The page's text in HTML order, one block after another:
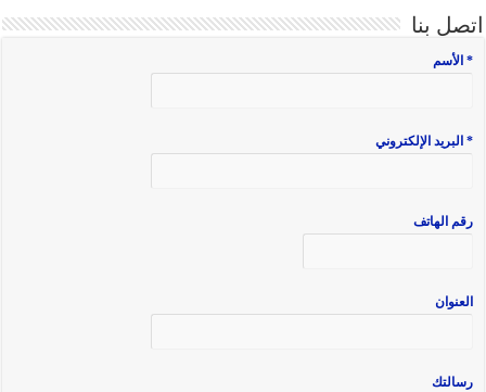
اتصل بنا
* الأسم
* البريد الإلكتروني
رقم الهاتف
العنوان
رسالتك